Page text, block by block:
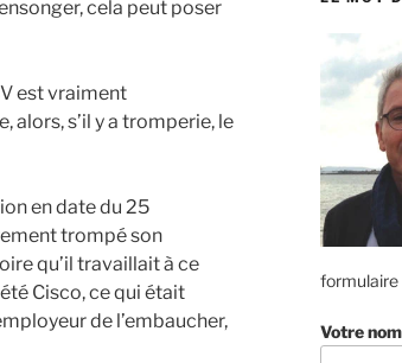
cela peut poser
est vraiment
alors, s’il y a tromperie, le
en date du 25
trompé son
qu’il travaillait à ce
Cisco, ce qui était
de l’embaucher,
formulaire
Votre nom